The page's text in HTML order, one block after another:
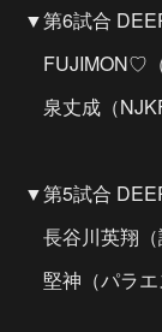
▼第6試合
FUJIMON♡（
泉丈成（
▼第5試合
長谷川英翔（
堅神（パラエ